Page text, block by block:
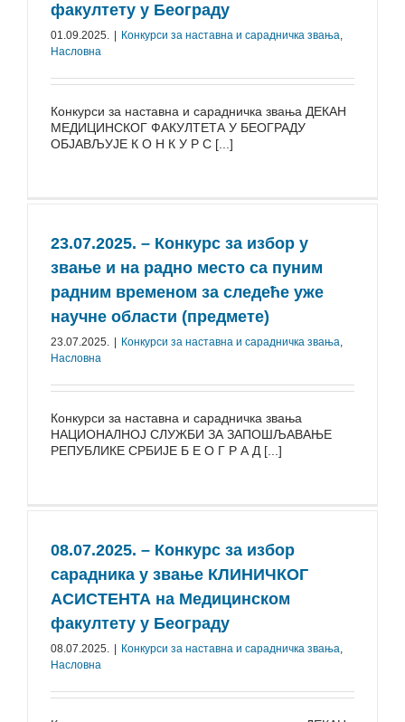
факултету у Београду
01.09.2025. Конкурси за наставна и сарадничка звања,
Насловна
Конкурси за наставна и сарадничка звања ДЕКАН
МЕДИЦИНСКОГ ФАКУЛТЕТА У БЕОГРАДУ
ОБЈАВЉУЈЕ К О Н К У Р С [...]
23.07.2025. – Конкурс за избор у
звање и на радно место са пуним
радним временом за следеће уже
научне области (предмете)
23.07.2025. Конкурси за наставна и сарадничка звања,
Насловна
Конкурси за наставна и сарадничка звања
НАЦИОНАЛНОЈ СЛУЖБИ ЗА ЗАПОШЉАВАЊЕ
РЕПУБЛИКЕ СРБИЈЕ Б Е О Г Р А Д [...]
08.07.2025. – Конкурс за избор
сарадника у звање КЛИНИЧКОГ
АСИСТЕНТА на Медицинском
факултету у Београду
08.07.2025. Конкурси за наставна и сарадничка звања,
Насловна